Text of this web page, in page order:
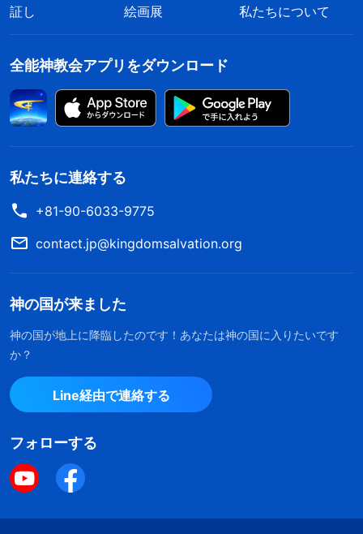
証し
絵画展 私たちについて
全能神教会アプリをダウンロード
私たちに連絡する
+81-90-6033-9775
contact.jp@kingdomsalvation.org
神の国が来ました
神の国が地上に降臨したのです！あなたは神の国に入りたいです
か？
Line経由で連絡する
フォローする